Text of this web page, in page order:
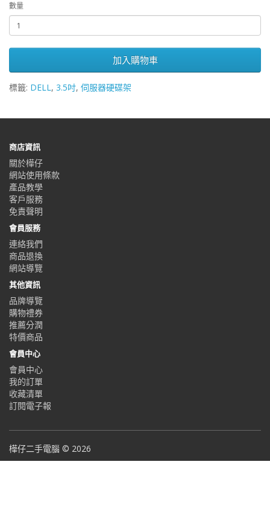
數量
加入購物車
標籤: DELL, 3.5吋, 伺服器硬碟架
商店資訊
關於樺仔
網站使用條款
產品教學
客戶服務
免責聲明
會員服務
連絡我們
商品退換
網站導覽
其他資訊
品牌導覽
購物禮券
推薦分潤
特價商品
會員中心
會員中心
我的訂單
收藏清單
訂閱電子報
樺仔二手電腦 © 2026